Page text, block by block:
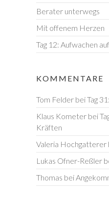
Berater unterwegs
Mit offenem Herzen
Tag 12: Aufwachen
KOMMENTARE
Tom Felder beiTag
Klaus Kometer bei
Kräften
Valeria Hochgatterer
Lukas Ofner-Reßler
Thomas bei